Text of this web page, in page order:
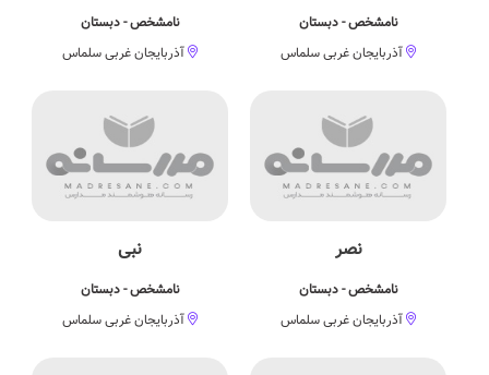
نامشخص - دبستان
آذربایجان غربی سلماس
نامشخص - دبستان
آذربایجان غربی سلماس
نصر
نامشخص - دبستان
آذربایجان غربی سلماس
نبی
نامشخص - دبستان
آذربایجان غربی سلماس